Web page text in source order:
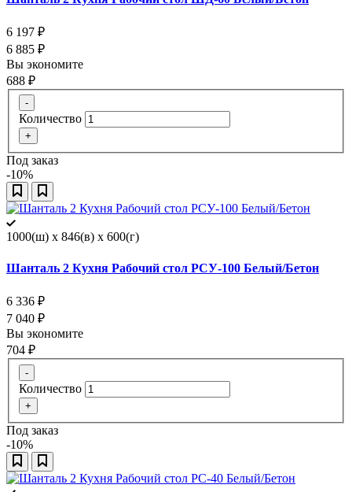
6 197 ₽
6 885 ₽
Вы экономите
688 ₽
-
Количество
+
Под заказ
-10%
1000(ш) x 846(в) x 600(г)
Шанталь 2 Кухня Рабочий стол РСУ-100 Белый/Бетон
6 336 ₽
7 040 ₽
Вы экономите
704 ₽
-
Количество
+
Под заказ
-10%